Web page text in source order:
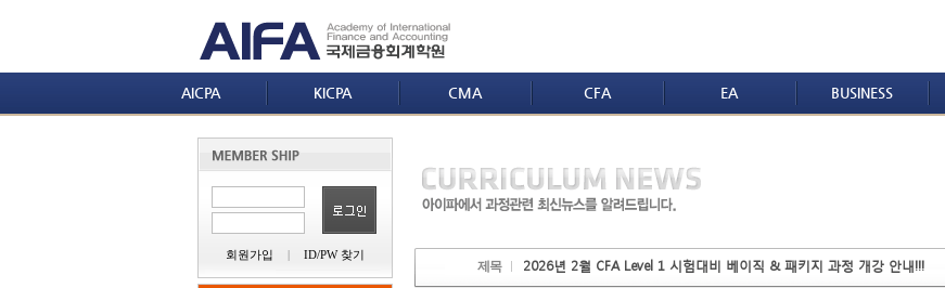
AICPA KICPA CMA CFA EA BUSINESS
회원가입 | ID/PW 찾기
제목 2026년 2월 CFA Level 1 시험대비 베이직 & 패키지 과정 개강 안내!!!